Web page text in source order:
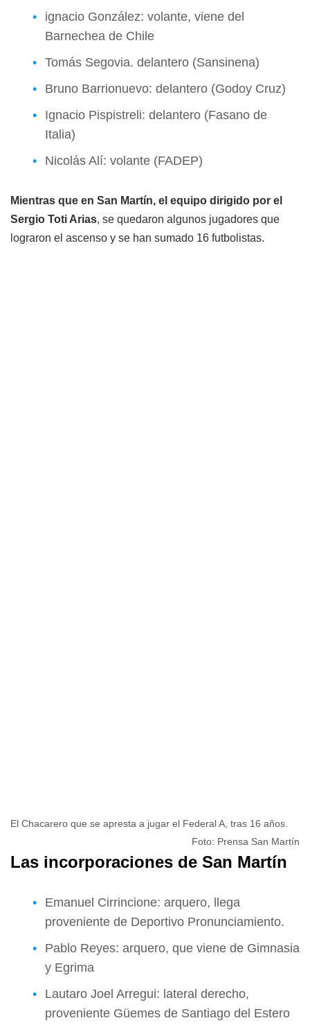
ignacio González: volante, viene del
Barnechea de Chile
Tomás Segovia. delantero (Sansinena)
Bruno Barrionuevo: delantero (Godoy Cruz)
Ignacio Pispistreli: delantero (Fasano de
Italia)
Nicolás Alí: volante (FADEP)
Mientras que en San Martín, el equipo dirigido por el
Sergio Toti Arias, se quedaron algunos jugadores que
lograron el ascenso y se han sumado 16 futbolistas.
El Chacarero que se apresta a jugar el Federal A, tras 16 años.
Foto: Prensa San Martín
Las incorporaciones de San Martín
Emanuel Cirrincione: arquero, llega
proveniente de Deportivo Pronunciamiento.
Pablo Reyes: arquero, que viene de Gimnasia
y Egrima
Lautaro Joel Arregui: lateral derecho,
proveniente Güemes de Santiago del Estero